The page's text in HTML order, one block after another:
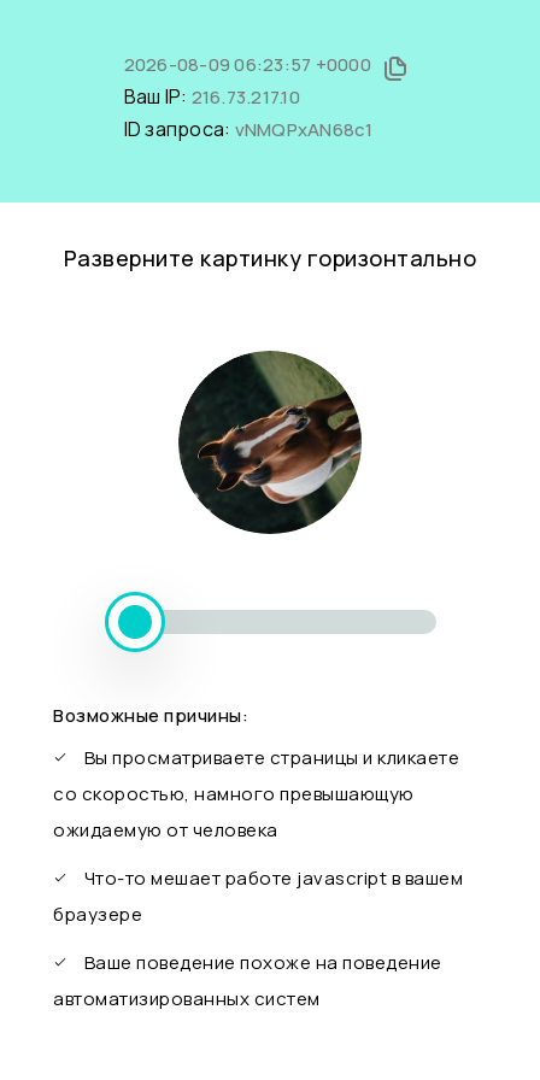
2026-08-09 06:23:57 +0000
Ваш IP: 216.73.217.10
ID запроса: vNMQPxAN68c1
Разверните картинку горизонтально
Возможные причины:
Вы просматриваете страницы и кликаете
со скоростью, намного превышающую
ожидаемую от человека
Что-то мешает работе javascript в вашем
браузере
Ваше поведение похоже на поведение
автоматизированных систем